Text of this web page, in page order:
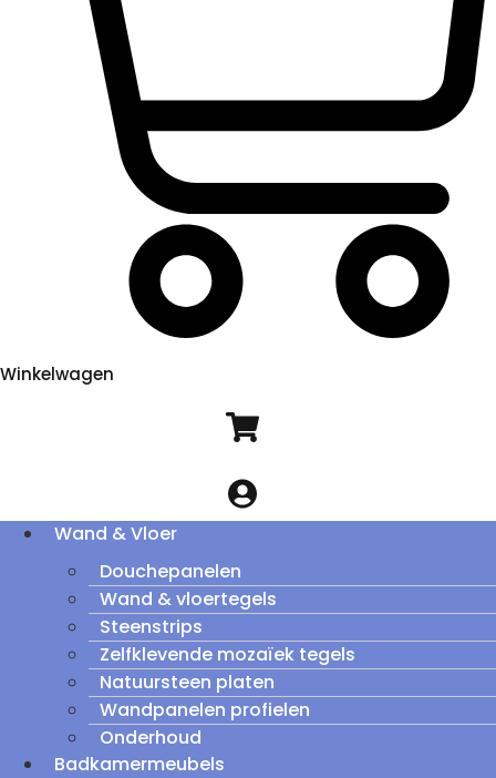
Winkelwagen
Wand & Vloer
Douchepanelen
Wand & vloertegels
Steenstrips
Zelfklevende mozaïek tegels
Natuursteen platen
Wandpanelen profielen
Onderhoud
Badkamermeubels